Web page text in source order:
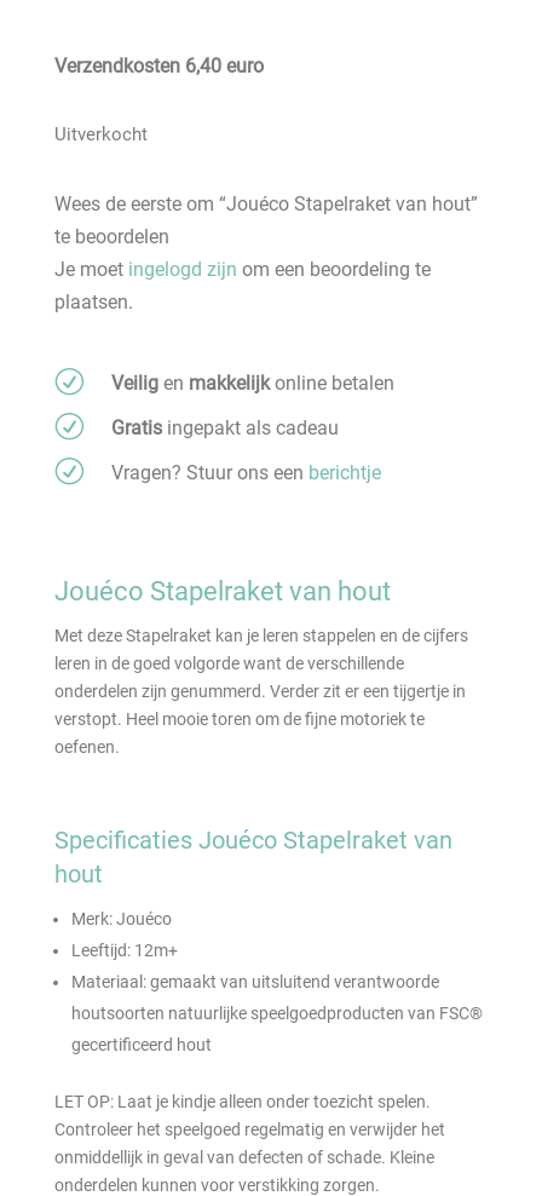
Verzendkosten 6,40 euro
Uitverkocht
Wees de eerste om “Jouéco Stapelraket van hout”
te beoordelen
Je moet ingelogd zijn om een beoordeling te
plaatsen.
R Veiligen makkelijkonline betalen
R Gratisingepakt als cadeau
R Vragen? Stuur ons een berichtje
Jouéco Stapelraket van hout
Met deze Stapelraket kan je leren stappelen en de cijfers
leren in de goed volgorde want de verschillende
onderdelen zijn genummerd. Verder zit er een tijgertje in
verstopt. Heel mooie toren om de fijne motoriek te
oefenen.
Specificaties Jouéco Stapelraket van
hout
Merk: Jouéco
Leeftijd: 12m+
Materiaal: gemaakt van uitsluitend verantwoorde
houtsoorten natuurlijke speelgoedproducten van FSC®
gecertificeerd hout
LET OP: Laat je kindje alleen onder toezicht spelen.
Controleer het speelgoed regelmatig en verwijder het
onmiddellijk in geval van defecten of schade. Kleine
onderdelen kunnen voor verstikking zorgen.